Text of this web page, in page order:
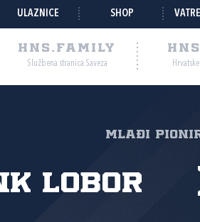
ULAZNICE SHOP
HNS.FAMILY
Službena stranica Saveza
MLAĐI
Lobor